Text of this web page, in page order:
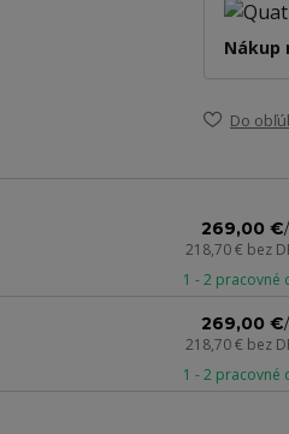
Nákup
Do
269,00 €/
218,70 € bez
1 - 2 pracovné
269,00 €/
218,70 € bez
1 - 2 pracovné